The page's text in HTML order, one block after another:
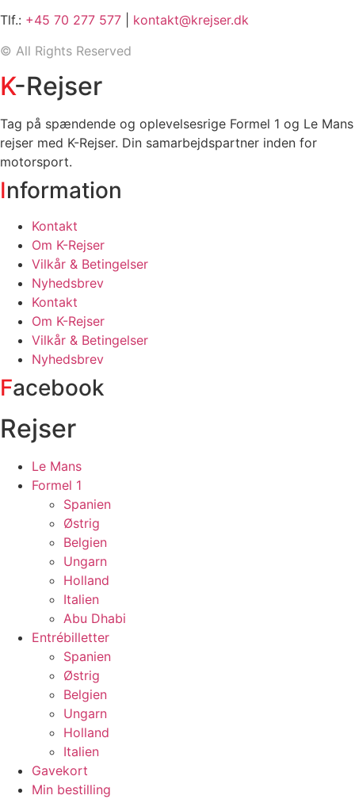
Tlf.: +45 70 277 577
kontakt@krejser.dk
© All Rights Reserved
K-Rejser
Tag på spændende og oplevelsesrige Formel 1 og Le Mans
rejser med K-Rejser. Din samarbejdspartner inden for
motorsport.
Information
Kontakt
Om K-Rejser
Vilkår & Betingelser
Nyhedsbrev
Kontakt
Om K-Rejser
Vilkår & Betingelser
Nyhedsbrev
Facebook
Rejser
Le Mans
Formel 1
Spanien
Østrig
Belgien
Ungarn
Holland
Italien
Abu Dhabi
Entrébilletter
Spanien
Østrig
Belgien
Ungarn
Holland
Italien
Gavekort
Min bestilling